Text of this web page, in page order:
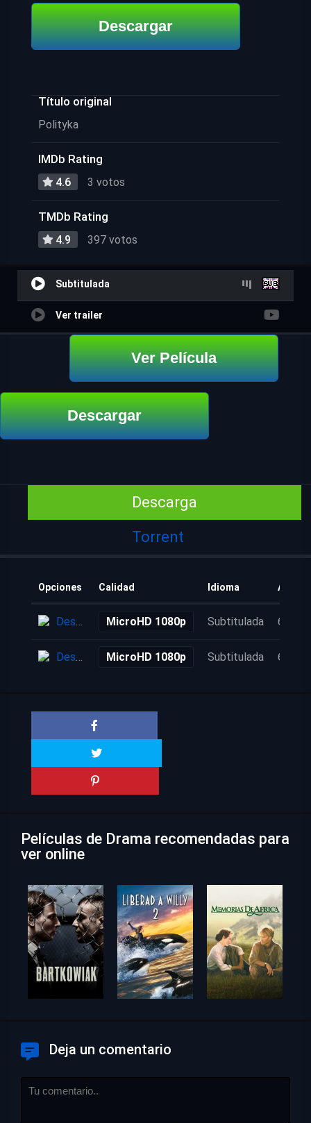
Descargar
Título original
Polityka
IMDb Rating
4.6 3 votos
TMDb Rating
4.9 397 votos
Subtitulada
Ver trailer
Ver Película
Descargar
Descarga
Torrent
Opciones Calidad Idioma
Descarga MicroHD 1080p Subtitulada 6 años
Descarga MicroHD 1080p Subtitulada 6 años
Películas de Drama recomendadas para
ver online
Deja un comentario